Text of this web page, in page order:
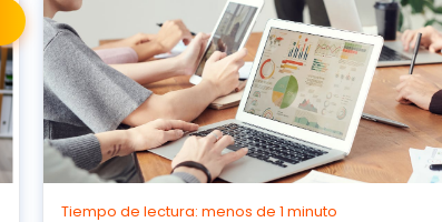
Tiempo de lectura: menos de 1 minuto